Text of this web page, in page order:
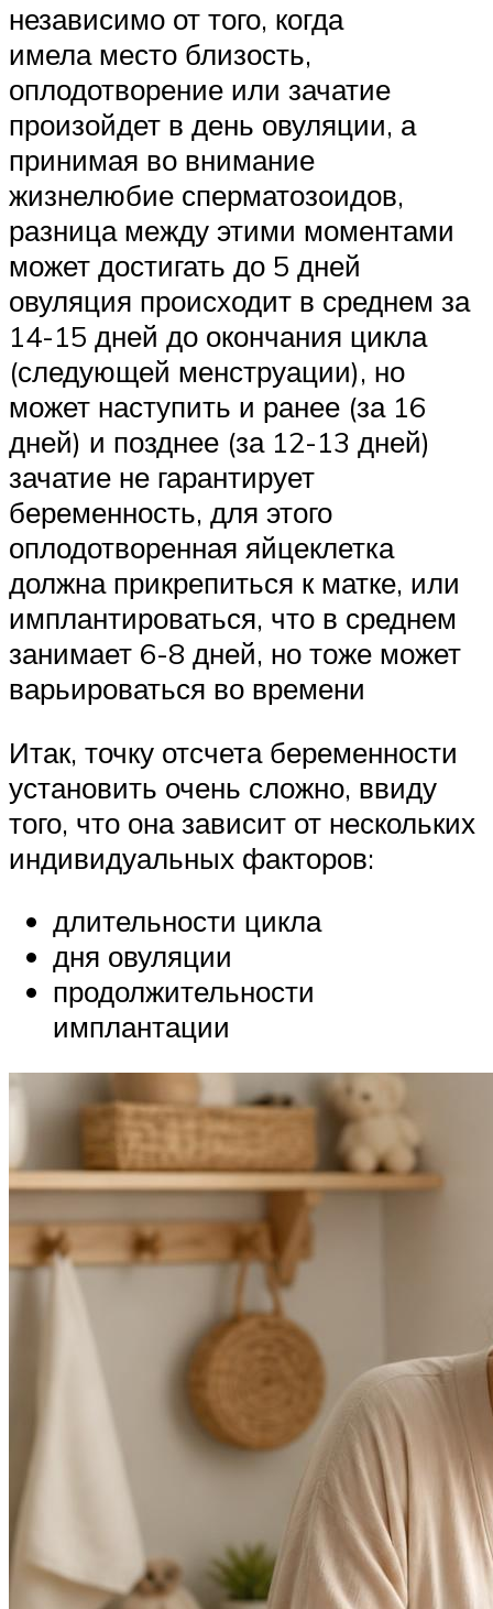
независимо от того, когда
имела место близость,
оплодотворение или зачатие
произойдет в день овуляции, а
принимая во внимание
жизнелюбие сперматозоидов,
разница между этими моментами
может достигать до 5 дней
овуляция происходит в среднем за
14-15 дней до окончания цикла
(следующей менструации), но
может наступить и ранее (за 16
дней) и позднее (за 12-13 дней)
зачатие не гарантирует
беременность, для этого
оплодотворенная яйцеклетка
должна прикрепиться к матке, или
имплантироваться, что в среднем
занимает 6-8 дней, но тоже может
варьироваться во времени
Итак, точку отсчета беременности
установить очень сложно, ввиду
того, что она зависит от нескольких
индивидуальных факторов:
длительности цикла
дня овуляции
продолжительности
имплантации